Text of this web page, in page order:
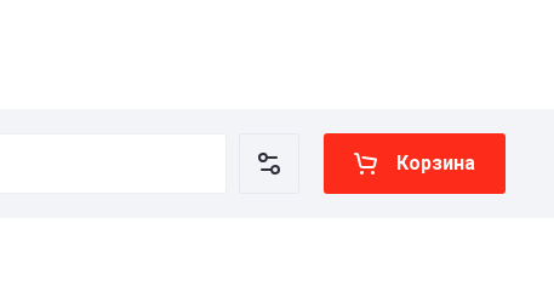
Корзина